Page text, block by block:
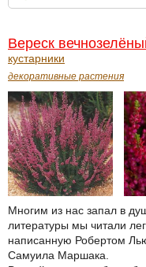
Вереск
кустарники
декоративные растения
Многим из нас запал в
литературы мы читали
написанную Робертом
Самуила Маршака.